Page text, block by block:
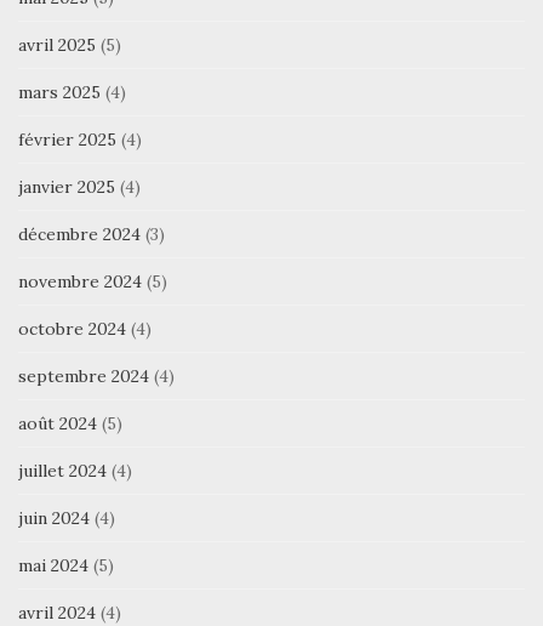
avril 2025 (5)
mars 2025 (4)
février 2025 (4)
janvier 2025 (4)
décembre 2024 (3)
novembre 2024 (5)
octobre 2024 (4)
septembre 2024 (4)
août 2024 (5)
juillet 2024 (4)
juin 2024 (4)
mai 2024 (5)
avril 2024 (4)